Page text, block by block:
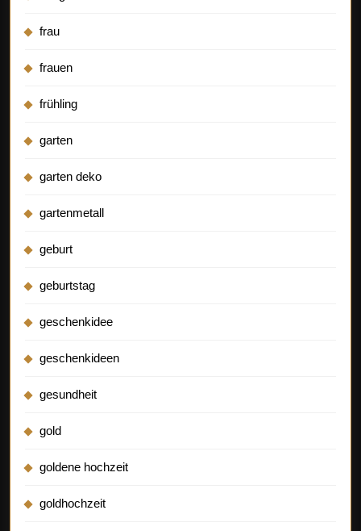
frau
frauen
frühling
garten
garten deko
gartenmetall
geburt
geburtstag
geschenkidee
geschenkideen
gesundheit
gold
goldene hochzeit
goldhochzeit